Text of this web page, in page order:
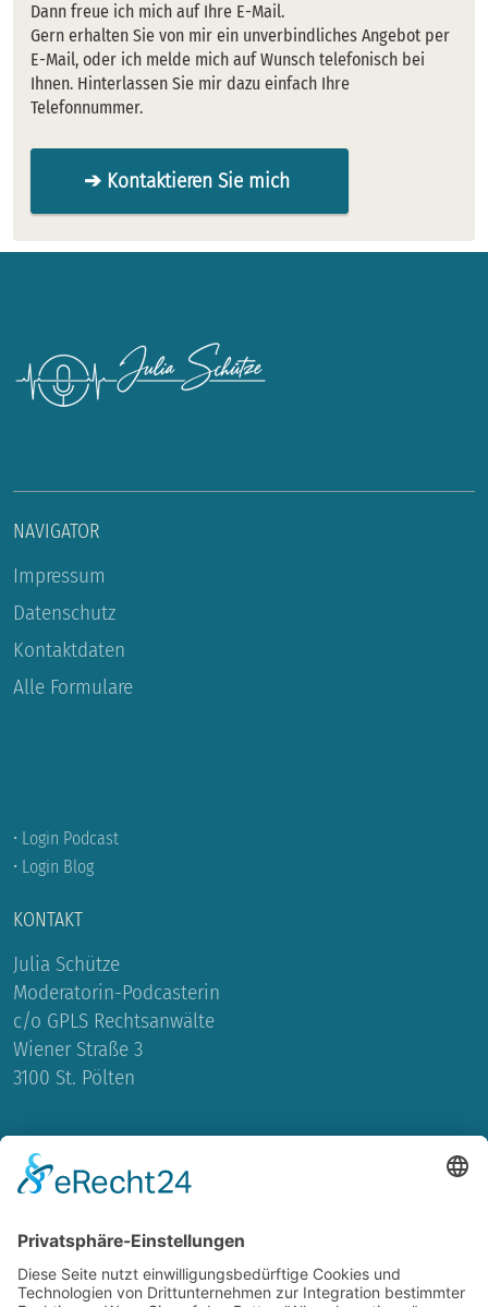
Dann freue ich mich auf Ihre E-Mail.
Gern erhalten Sie von mir ein unverbindliches Angebot per
E-Mail, oder ich melde mich auf Wunsch telefonisch bei
Ihnen. Hinterlassen Sie mir dazu einfach Ihre
Telefonnummer.
➔ Kontaktieren Sie mich
NAVIGATOR
Impressum
Datenschutz
Kontaktdaten
Alle Formulare
• Login Podcast
• Login Blog
KONTAKT
Julia Schütze
Moderatorin-Podcasterin
c/o GPLS Rechtsanwälte
Wiener Straße 3
3100 St. Pölten
INHALTE
Biografie
Moderatorin